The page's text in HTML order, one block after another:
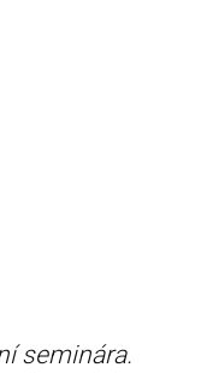
seminára.